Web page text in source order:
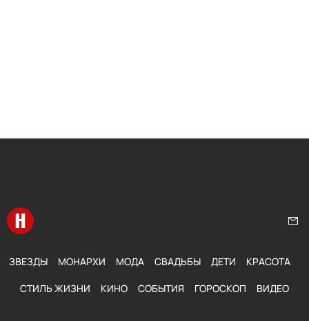
Перейти на главную
ЗВЕЗДЫ МОНАРХИ МОДА СВАДЬБЫ ДЕТИ КРАСОТА
СТИЛЬ ЖИЗНИ КИНО СОБЫТИЯ ГОРОСКОП ВИДЕО